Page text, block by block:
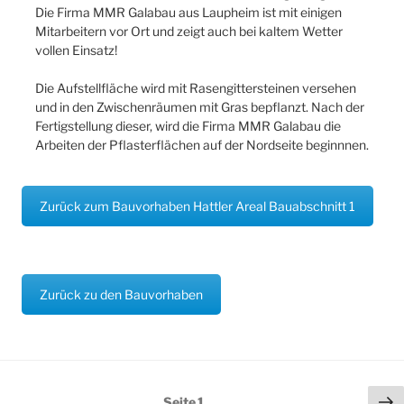
Die Firma MMR Galabau aus Laupheim ist mit einigen
Mitarbeitern vor Ort und zeigt auch bei kaltem Wetter
vollen Einsatz!
Die Aufstellfläche wird mit Rasengittersteinen versehen
und in den Zwischenräumen mit Gras bepflanzt. Nach der
Fertigstellung dieser, wird die Firma MMR Galabau die
Arbeiten der Pflasterflächen auf der Nordseite beginnnen.
Zurück zum Bauvorhaben Hattler Areal Bauabschnitt 1
Zurück zu den Bauvorhaben
Seitennummerierung